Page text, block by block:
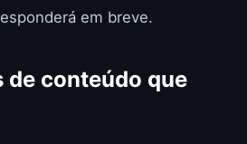
em breve.
de conteúdo que